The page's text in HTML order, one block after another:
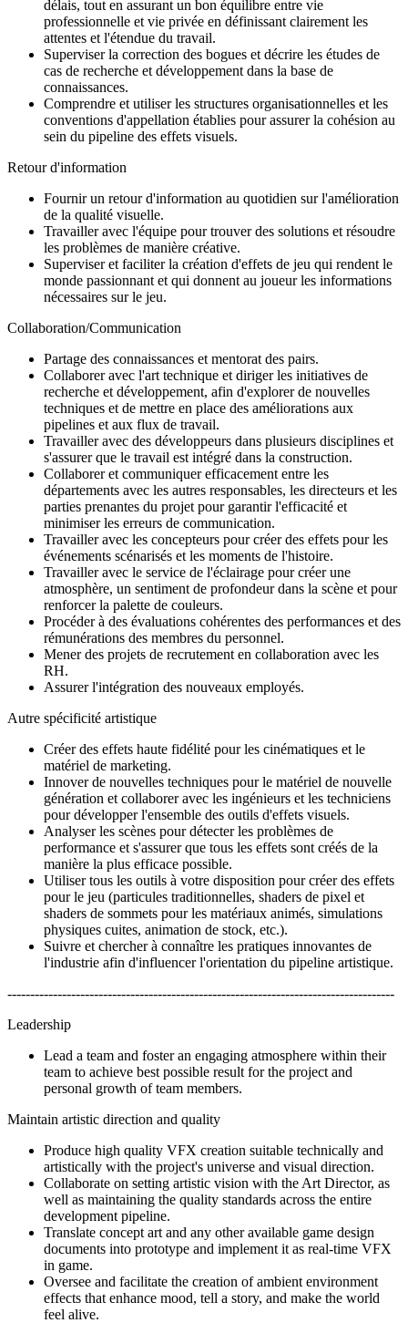
délais, tout en assurant un bon équilibre entre vie
professionnelle et vie privée en définissant clairement les
attentes et l'étendue du travail.
Superviser la correction des bogues et décrire les études de
cas de recherche et développement dans la base de
connaissances.
Comprendre et utiliser les structures organisationnelles et les
conventions d'appellation établies pour assurer la cohésion au
sein du pipeline des effets visuels.
Retour d'information
Fournir un retour d'information au quotidien sur l'amélioration
de la qualité visuelle.
Travailler avec l'équipe pour trouver des solutions et résoudre
les problèmes de manière créative.
Superviser et faciliter la création d'effets de jeu qui rendent le
monde passionnant et qui donnent au joueur les informations
nécessaires sur le jeu.
Collaboration/Communication
Partage des connaissances et mentorat des pairs.
Collaborer avec l'art technique et diriger les initiatives de
recherche et développement, afin d'explorer de nouvelles
techniques et de mettre en place des améliorations aux
pipelines et aux flux de travail.
Travailler avec des développeurs dans plusieurs disciplines et
s'assurer que le travail est intégré dans la construction.
Collaborer et communiquer efficacement entre les
départements avec les autres responsables, les directeurs et les
parties prenantes du projet pour garantir l'efficacité et
minimiser les erreurs de communication.
Travailler avec les concepteurs pour créer des effets pour les
événements scénarisés et les moments de l'histoire.
Travailler avec le service de l'éclairage pour créer une
atmosphère, un sentiment de profondeur dans la scène et pour
renforcer la palette de couleurs.
Procéder à des évaluations cohérentes des performances et des
rémunérations des membres du personnel.
Mener des projets de recrutement en collaboration avec les
RH.
Assurer l'intégration des nouveaux employés.
Autre spécificité artistique
Créer des effets haute fidélité pour les cinématiques et le
matériel de marketing.
Innover de nouvelles techniques pour le matériel de nouvelle
génération et collaborer avec les ingénieurs et les techniciens
pour développer l'ensemble des outils d'effets visuels.
Analyser les scènes pour détecter les problèmes de
performance et s'assurer que tous les effets sont créés de la
manière la plus efficace possible.
Utiliser tous les outils à votre disposition pour créer des effets
pour le jeu (particules traditionnelles, shaders de pixel et
shaders de sommets pour les matériaux animés, simulations
physiques cuites, animation de stock, etc.).
Suivre et chercher à connaître les pratiques innovantes de
l'industrie afin d'influencer l'orientation du pipeline artistique.
-------------------------------------------------------------------------------------
Leadership
Lead a team and foster an engaging atmosphere within their
team to achieve best possible result for the project and
personal growth of team members.
Maintain artistic direction and quality
Produce high quality VFX creation suitable technically and
artistically with the project's universe and visual direction.
Collaborate on setting artistic vision with the Art Director, as
well as maintaining the quality standards across the entire
development pipeline.
Translate concept art and any other available game design
documents into prototype and implement it as real-time VFX
in game.
Oversee and facilitate the creation of ambient environment
effects that enhance mood, tell a story, and make the world
feel alive.